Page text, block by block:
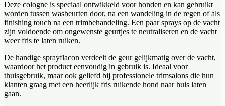
Deze cologne is speciaal ontwikkeld voor honden en kan gebruikt
worden tussen wasbeurten door, na een wandeling in de regen of als
finishing touch na een trimbehandeling. Een paar sprays op de vacht
zijn voldoende om ongewenste geurtjes te neutraliseren en de vacht
weer fris te laten ruiken.
De handige sprayflacon verdeelt de geur gelijkmatig over de vacht,
waardoor het product eenvoudig in gebruik is. Ideaal voor
thuisgebruik, maar ook geliefd bij professionele trimsalons die hun
klanten graag met een heerlijk fris ruikende hond naar huis laten
gaan.